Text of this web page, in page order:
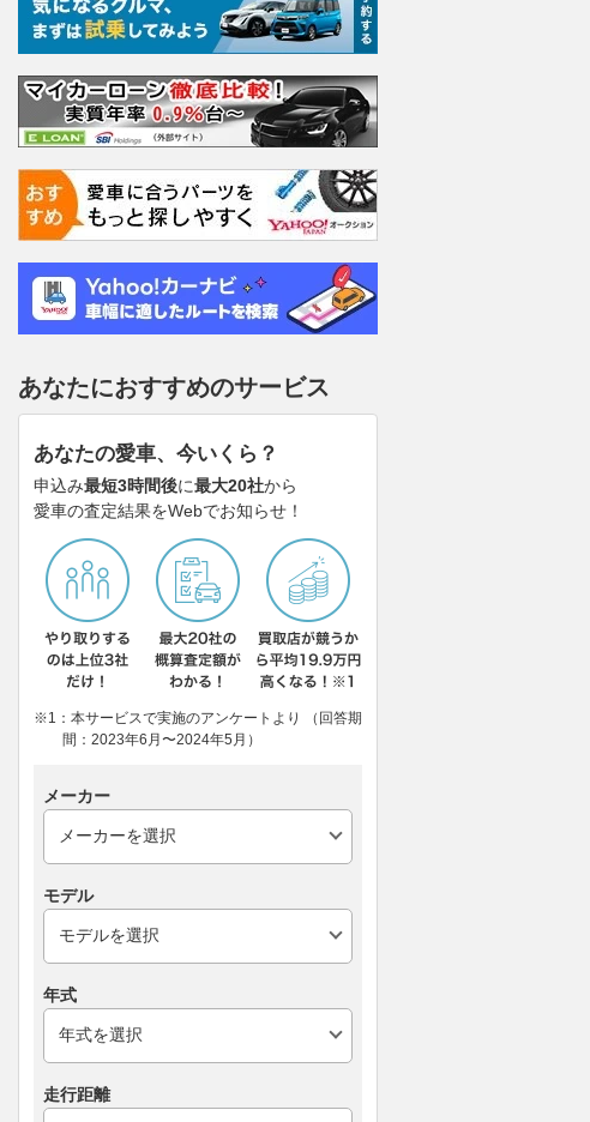
あなたにおすすめのサービス
あなたの愛車、今いくら？
申込み最短3時間後に最大20社から
愛車の査定結果をWebでお知らせ！
※1：本サービスで実施のアンケートより （回答期
間：2023年6月〜2024年5月）
メーカー
モデル
年式
走行距離